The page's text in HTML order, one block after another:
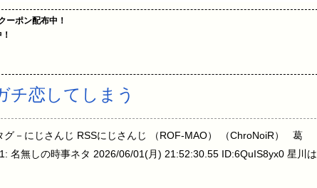
ーポン配布中！
チ恋してしまう
グ－にじさんじ RSSにじさんじ （ROF-MAO） （ChroNoiR） 葛
無しの時事ネタ 2026/06/01(月) 21:52:30.55 ID:6QuIS8yx0 星川は